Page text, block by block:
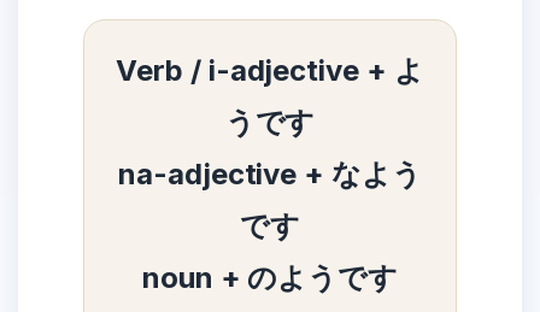
Verb / i-adjective + よ
うです
na-adjective + なよう
です
noun + のようです